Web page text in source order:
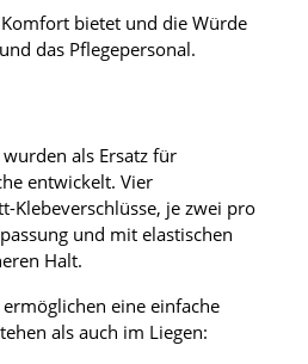
bietet und die Würde
das Pflegepersonal.
als Ersatz für
entwickelt. Vier
Klebeverschlüsse, je zwei pro
und mit elastischen
Halt.
eine einfache
als auch im Liegen: